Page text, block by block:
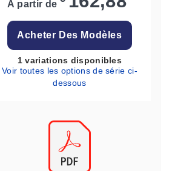
À partir de
Acheter Des Modèles
1 variations disponibles
Voir toutes les options de série ci-
dessous